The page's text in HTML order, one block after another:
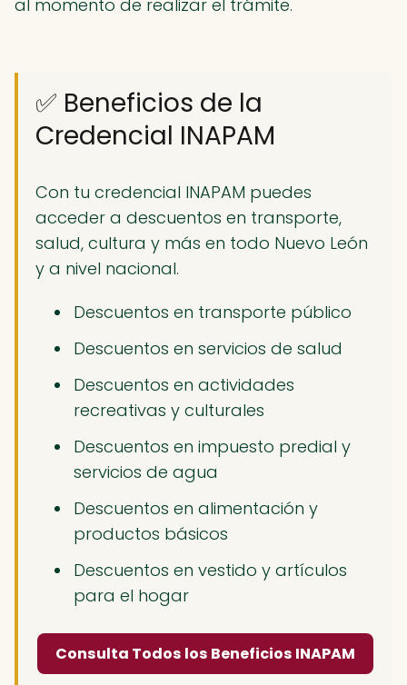
al momento de realizar el trámite.
✅ Beneficios de la
Credencial INAPAM
Con tu credencial INAPAM puedes
acceder a descuentos en transporte,
salud, cultura y más en todo Nuevo León
y a nivel nacional.
Descuentos en transporte público
Descuentos en servicios de salud
Descuentos en actividades
recreativas y culturales
Descuentos en impuesto predial y
servicios de agua
Descuentos en alimentación y
productos básicos
Descuentos en vestido y artículos
para el hogar
Consulta Todos los Beneficios INAPAM